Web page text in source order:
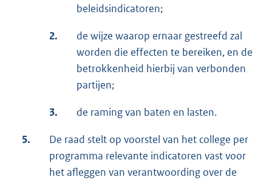
beleidsindicatoren;
2.
de wijze waarop ernaar gestreefd zal
worden die effecten te bereiken, en de
betrokkenheid hierbij van verbonden
partijen;
3. de raming van baten en lasten.
5.
De raad stelt op voorstel van het college per
programma relevante indicatoren vast voor
het afleggen van verantwoording over de